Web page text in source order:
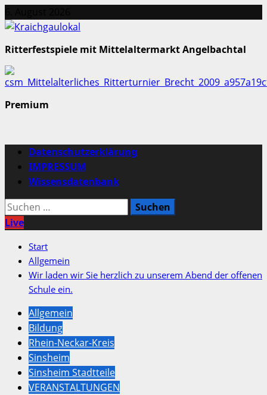
Inhalt
Ritterfestspiele mit Mittelaltermarkt Angelbachtal
Premium
Primäres
Menü
Datenschutzerklärung
IMPRESSUM
Wissensdatenbank
Suchen
nach:
Live
Start
Allgemein
Wir laden wir Sie herzlich zu unserem Abend der offenen
Schule ein.
Allgemein
Bildung
Rhein-Neckar-Kreis
Sinsheim
Sinsheim Stadtteile
VERANSTALTUNGEN